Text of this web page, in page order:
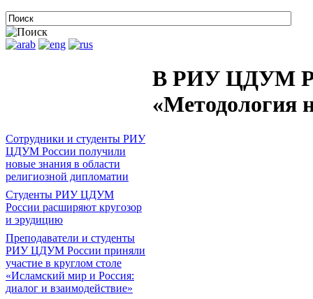
В РИУ ЦДУМ
«Методология
Сотрудники и студенты РИУ
ЦДУМ России получили
новые знания в области
религиозной дипломатии
Студенты РИУ ЦДУМ
России расширяют кругозор
и эрудицию
Преподаватели и студенты
РИУ ЦДУМ России приняли
участие в круглом столе
«Исламский мир и Россия:
диалог и взаимодействие»